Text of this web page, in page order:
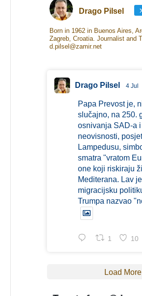
Drago Pilsel
Born in 1962 in Buenos Aires,
Zagreb, Croatia. Journalist and
d.pilsel@zamir.net
Drago Pilsel 4 Jul
Papa Prevost je,
slučajno, na 250.
osnivanja SAD-a
neovisnosti,
Lampedusu,
smatra "vratom
one koji riskiraju
Mediterana. Lav
migracijsku
Trumpa nazvao
1 10
Load More